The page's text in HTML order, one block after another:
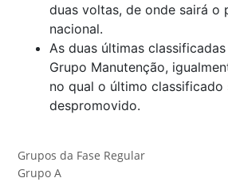
duas voltas, de onde sairá o
nacional.
As duas últimas
Grupo Manutenção,
no qual o último classificado
despromovido.
Grupos da Fase Regular
Grupo A